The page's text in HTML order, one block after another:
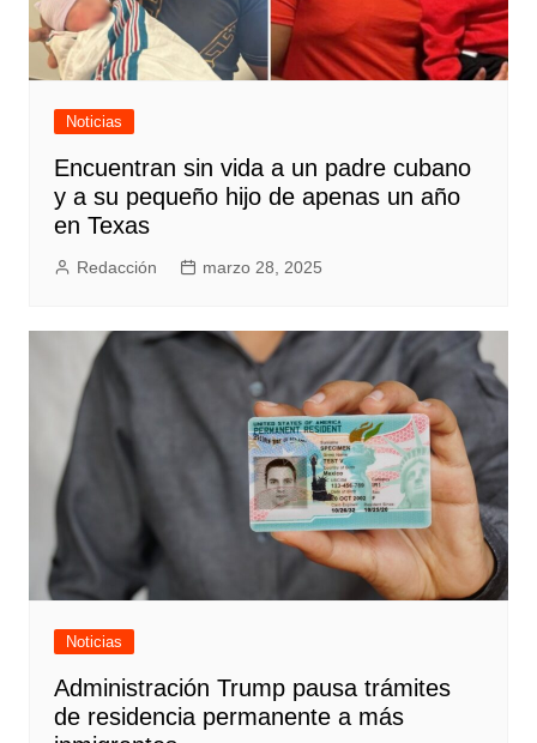
Noticias
Encuentran sin vida a un padre cubano
y a su pequeño hijo de apenas un año
en Texas
Redacción marzo 28, 2025
Noticias
Administración Trump pausa trámites
de residencia permanente a más